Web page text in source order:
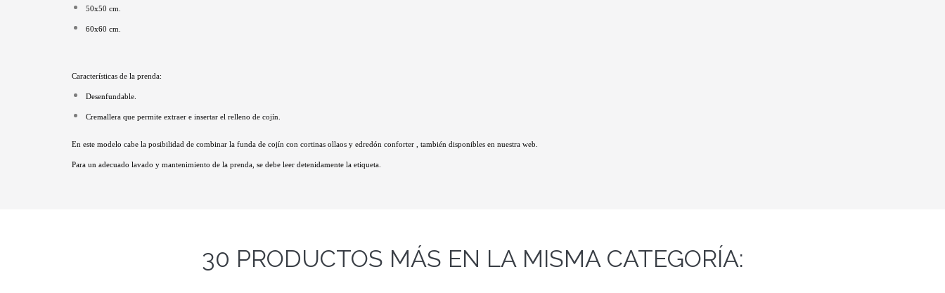
50x50 cm.
60x60 cm.
Características de la prenda:
Desenfundable.
Cremallera que permite extraer e insertar el relleno de cojín.
En este modelo cabe la posibilidad de combinar la funda de cojín con cortinas ollaos y edredón conforter , también disponibles en nuestra web.
Para un adecuado lavado y mantenimiento de la prenda, se debe leer detenidamente la etiqueta.
30 PRODUCTOS MÁS EN LA MISMA CATEGORÍA: